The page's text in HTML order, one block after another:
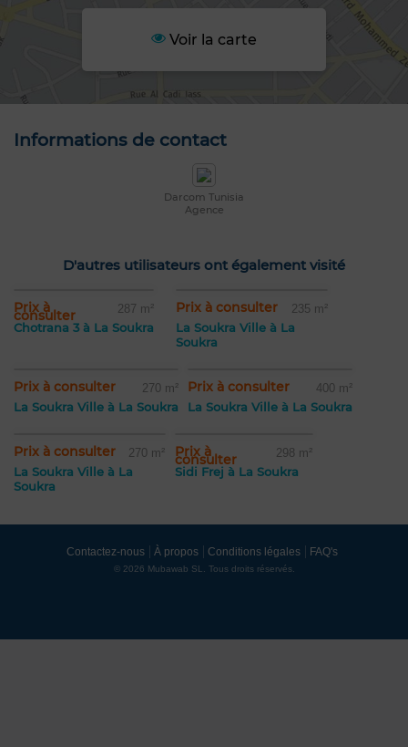
Voir la carte
Informations de contact
Darcom Tunisia
Agence
D'autres utilisateurs ont également visité
Prix à
consulter 287 m²
Chotrana 3 à La Soukra
Prix à consulter 235 m²
La Soukra Ville à La
Soukra
Prix à consulter 270 m²
La Soukra Ville à La Soukra
Prix à consulter 400 m²
La Soukra Ville à La Soukra
Prix à consulter 270 m²
La Soukra Ville à La
Soukra
Prix à
consulter 298 m²
Sidi Frej à La Soukra
Contactez-nous À propos Conditions légales FAQ's
© 2026 Mubawab SL. Tous droits réservés.